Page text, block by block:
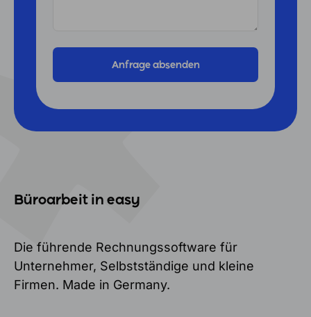
Büroarbeit in easy
Die führende Rechnungssoftware für
Unternehmer, Selbstständige und kleine
Firmen. Made in Germany.